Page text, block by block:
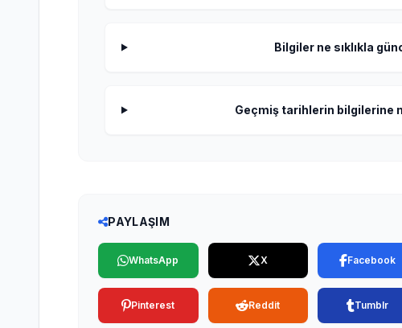
Bilgiler ne sıklıkla
Geçmiş tarihlerin bilgilerine
PAYLAŞIM
WhatsApp X Facebook
Pinterest Reddit Tumblr